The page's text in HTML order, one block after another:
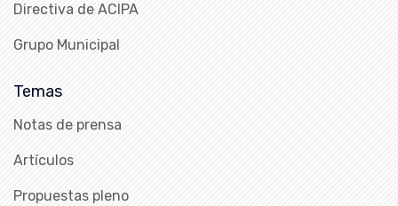
Directiva de ACIPA
Grupo Municipal
Temas
Notas de prensa
Artículos
Propuestas pleno